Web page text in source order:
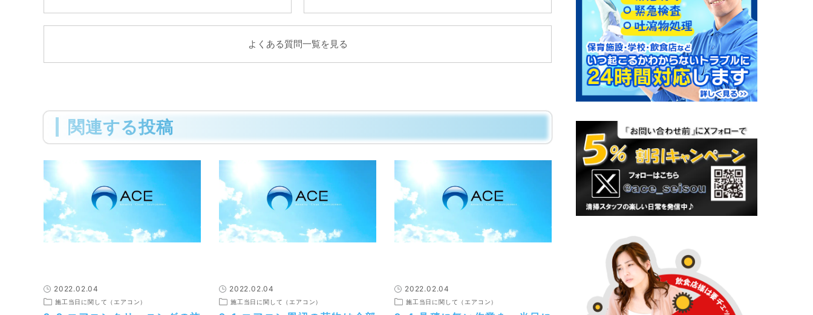
よくある質問一覧を見る
関連する投稿
2022.02.04
施工当日に関して（エアコン）
2022.02.04
施工当日に関して（エアコン）
2022.02.04
施工当日に関して（エアコン）